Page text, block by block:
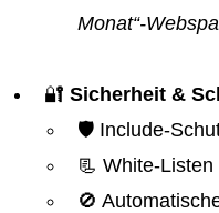
Monat“-
🔐 Sicherheit &
🛡️ Include-
📃 White-
🚫